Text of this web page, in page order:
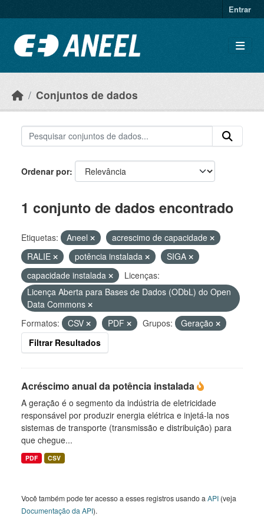
Entrar
Conjuntos de dados
Ordenar por
1 conjunto de dados encontrado
Etiquetas: Aneel
acrescimo de capacidade
RALIE
potência instalada
SIGA
capacidade instalada
Licenças:
Licença Aberta para Bases de Dados (ODbL) do Open
Data Commons
Formatos:
CSV PDF Grupos:
Geração
Filtrar Resultados
Acréscimo anual da potência instalada
A geração é o segmento da indústria de eletricidade
responsável por produzir energia elétrica e injetá-la nos
sistemas de transporte (transmissão e distribuição) para
que chegue...
PDF CSV
Você também pode ter acesso a esses registros usando a API (veja
Documentação da API).